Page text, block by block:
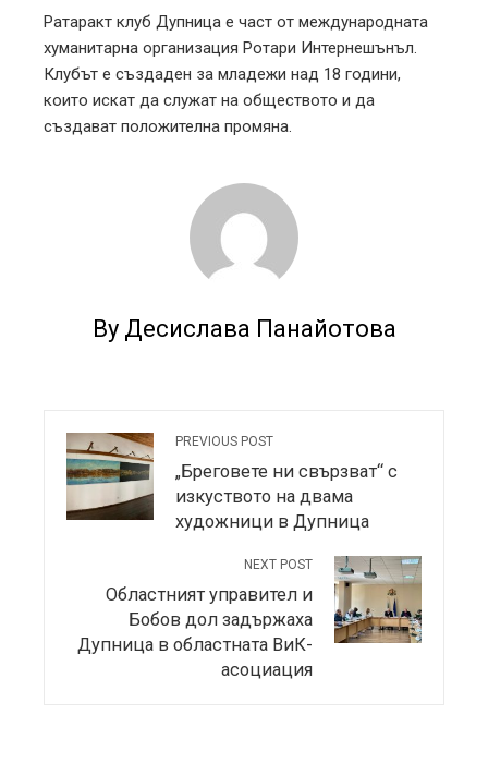
Ратаракт клуб Дупница е част от международната
хуманитарна организация Ротари Интернешънъл.
Клубът е създаден за младежи над 18 години,
които искат да служат на обществото и да
създават положителна промяна.
By Десислава Панайотова
PREVIOUS POST
„Бреговете ни свързват“ с
изкуството на двама
художници в Дупница
NEXT POST
Областният управител и
Бобов дол задържаха
Дупница в областната ВиК-
асоциация